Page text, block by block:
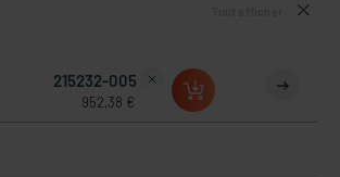
215232-005
952,38 €